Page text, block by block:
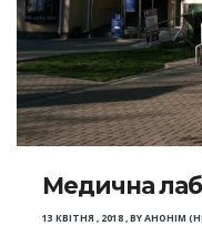
Медична
13 КВІТНЯ , 2018,BYАНОНІМ